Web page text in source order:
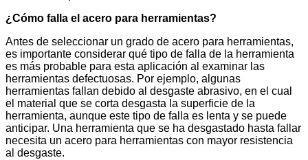
¿Cómo falla el acero para herramientas?
Antes de seleccionar un grado de acero para herramientas,
es importante considerar qué tipo de falla de la herramienta
es más probable para esta aplicación al examinar las
herramientas defectuosas. Por ejemplo, algunas
herramientas fallan debido al desgaste abrasivo, en el cual
el material que se corta desgasta la superficie de la
herramienta, aunque este tipo de falla es lenta y se puede
anticipar. Una herramienta que se ha desgastado hasta fallar
necesita un acero para herramientas con mayor resistencia
al desgaste.